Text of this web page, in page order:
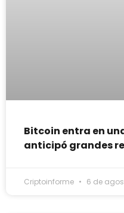
Bitcoin entra en
anticipó grandes
Criptoinforme 6 de